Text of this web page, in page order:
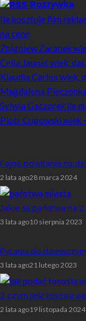
Rozrywka
Ile kosztuje film
na cenę
Zbigniew Zaranek
Celia Jaunat wiek,
Klaudia Carlos wiek,
Magdalena
Sylwia Gaczorek ile
Piotr Cugowski wiek
Fajne powitania na
2 lata ago28 marca 2024
Jakie są państwa na Z
3 lata ago10 sierpnia 2023
Pytania do
3 lata ago21 lutego 2023
Z czym jeść łososia
2 lata ago19 listopada 2024